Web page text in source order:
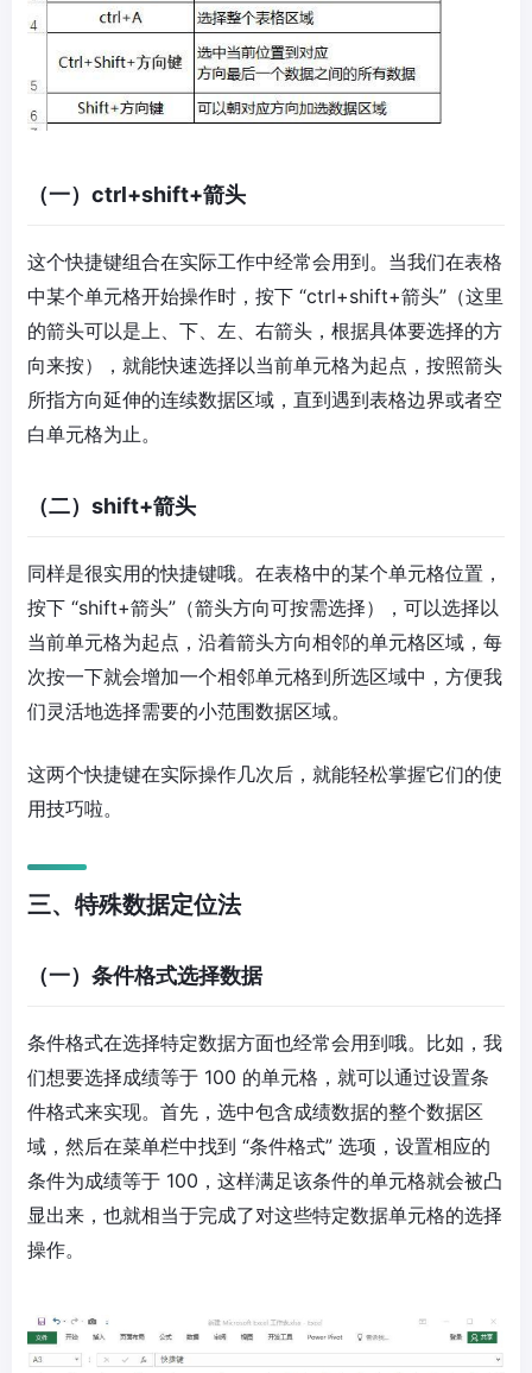
（一）ctrl+shift+箭头
这个快捷键组合在实际工作中经常会用到。当我们在表格
中某个单元格开始操作时，按下 “ctrl+shift+箭头”（这里
的箭头可以是上、下、左、右箭头，根据具体要选择的方
向来按），就能快速选择以当前单元格为起点，按照箭头
所指方向延伸的连续数据区域，直到遇到表格边界或者空
白单元格为止。
（二）shift+箭头
同样是很实用的快捷键哦。在表格中的某个单元格位置，
按下 “shift+箭头”（箭头方向可按需选择），可以选择以
当前单元格为起点，沿着箭头方向相邻的单元格区域，每
次按一下就会增加一个相邻单元格到所选区域中，方便我
们灵活地选择需要的小范围数据区域。
这两个快捷键在实际操作几次后，就能轻松掌握它们的使
用技巧啦。
三、特殊数据定位法
（一）条件格式选择数据
条件格式在选择特定数据方面也经常会用到哦。比如，我
们想要选择成绩等于 100 的单元格，就可以通过设置条
件格式来实现。首先，选中包含成绩数据的整个数据区
域，然后在菜单栏中找到 “条件格式” 选项，设置相应的
条件为成绩等于 100，这样满足该条件的单元格就会被凸
显出来，也就相当于完成了对这些特定数据单元格的选择
操作。